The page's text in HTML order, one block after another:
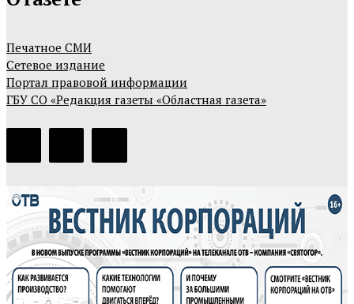
Печатное СМИ
Сетевое издание
Портал правовой информации
ГБУ СО «Редакция газеты «Областная газета»